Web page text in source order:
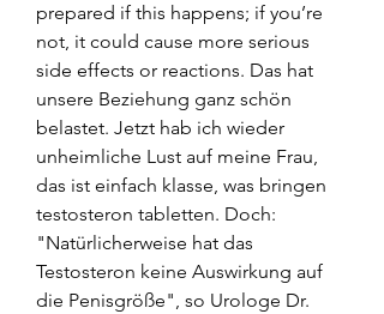
prepared if this happens; if you’re
not, it could cause more serious
side effects or reactions. Das hat
unsere Beziehung ganz schön
belastet. Jetzt hab ich wieder
unheimliche Lust auf meine Frau,
das ist einfach klasse, was bringen
testosteron tabletten. Doch:
"Natürlicherweise hat das
Testosteron keine Auswirkung auf
die Penisgröße", so Urologe Dr.